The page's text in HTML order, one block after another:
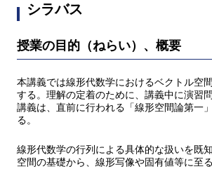
シラバス
授業の目的（ねらい）、概要
本講義では線形代数学におけるベクトル空
する。理解の定着のために、講義中に演習
講義は、直前に行われる「線形空間論第一
る。
線形代数学の行列による具体的な扱いを既
空間の基礎から、線形写像や固有値等に至